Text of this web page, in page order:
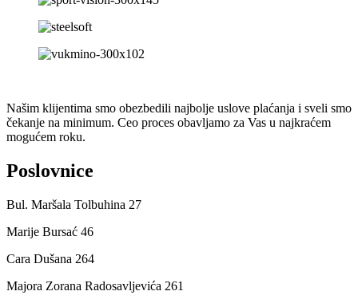
Našim klijentima smo obezbedili najbolje uslove plaćanja i sveli smo
čekanje na minimum. Ceo proces obavljamo za Vas u najkraćem
mogućem roku.
Poslovnice
Bul. Maršala Tolbuhina 27
Marije Bursać 46
Cara Dušana 264
Majora Zorana Radosavljevića 261